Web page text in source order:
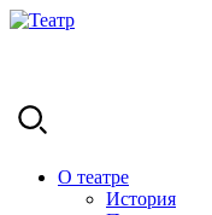
О театре
История